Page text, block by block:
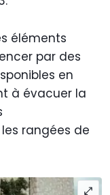
éléments
par des
en
à évacuer la
rangées de